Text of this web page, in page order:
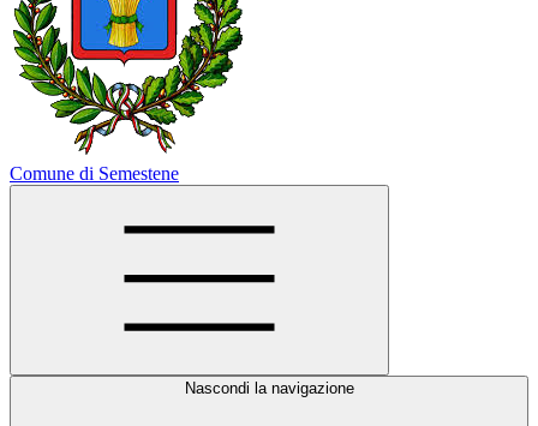
Comune di Semestene
Nascondi la navigazione